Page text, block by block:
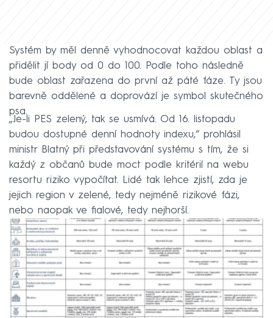
Systém by měl denně vyhodnocovat každou oblast a
přidělit jí body od 0 do 100. Podle toho následně
bude oblast zařazena do první až páté fáze. Ty jsou
barevně oddělené a doprovází je symbol skutečného
psa.
„Je-li PES zelený, tak se usmívá. Od 16. listopadu
budou dostupné denní hodnoty indexu,“ prohlásil
ministr Blatný při představování systému s tím, že si
každý z občanů bude moct podle kritérií na webu
resortu riziko vypočítat. Lidé tak lehce zjistí, zda je
jejich region v zelené, tedy nejméně rizikové fázi,
nebo naopak ve fialové, tedy nejhorší.